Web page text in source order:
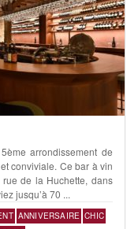
arrondissement de
conviviale. Ce bar à vin
de la Huchette, dans
jusqu’à 70 ...
ANNIVERSAIRE CHIC